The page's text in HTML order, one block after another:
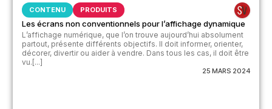
CONTENU PRODUITS
Les écrans non conventionnels pour l’affichage dynamique
L’affichage numérique, que l’on trouve aujourd’hui absolument
partout, présente différents objectifs. Il doit informer, orienter,
décorer, divertir ou aider à vendre. Dans tous les cas, il doit être
vu.[...]
25 MARS 2024